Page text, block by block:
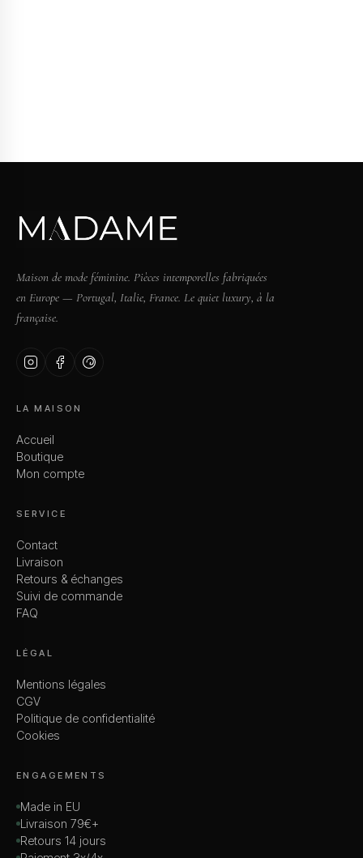
Maison de mode féminine. Pièces intemporelles fabriquées
en Europe — Portugal, Italie, France. Le quiet luxury, à la
française.
LA MAISON
Accueil
Boutique
Mon compte
SERVICE
Contact
Livraison
Retours & échanges
Suivi de commande
FAQ
LÉGAL
Mentions légales
CGV
Politique de confidentialité
Cookies
ENGAGEMENTS
Made in EU
Livraison 79€+
Retours 14 jours